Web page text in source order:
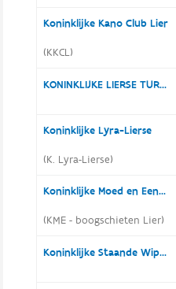
Koninklijke Kano Club Lier
(KKCL)
KONINKLIJKE LIERSE TURNKRING
Koninklijke Lyra-Lierse
(K. Lyra-Lierse)
Koninklijke Moed en Eendracht Lier 1888 Sint-Sebastiaansgilde
(KME - boogschieten Lier)
Koninklijke Staande Wip Castor & Pollux Koningshooikt